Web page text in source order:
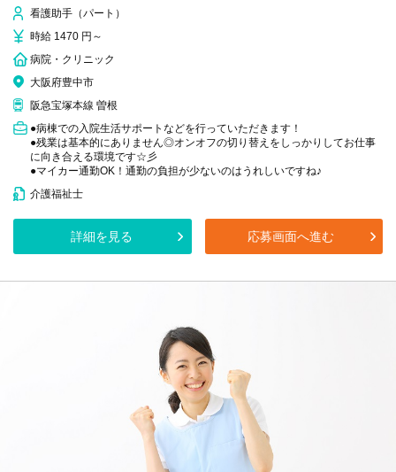
看護助手（パート）
時給 1470 円～
病院・クリニック
大阪府豊中市
阪急宝塚本線 曽根
●病棟での入院生活サポートなどを行っていただきます！
●残業は基本的にありません◎オンオフの切り替えをしっかりしてお仕事
に向き合える環境です☆彡
●マイカー通勤OK！通勤の負担が少ないのはうれしいですね♪
介護福祉士
詳細を見る 応募画面へ進む